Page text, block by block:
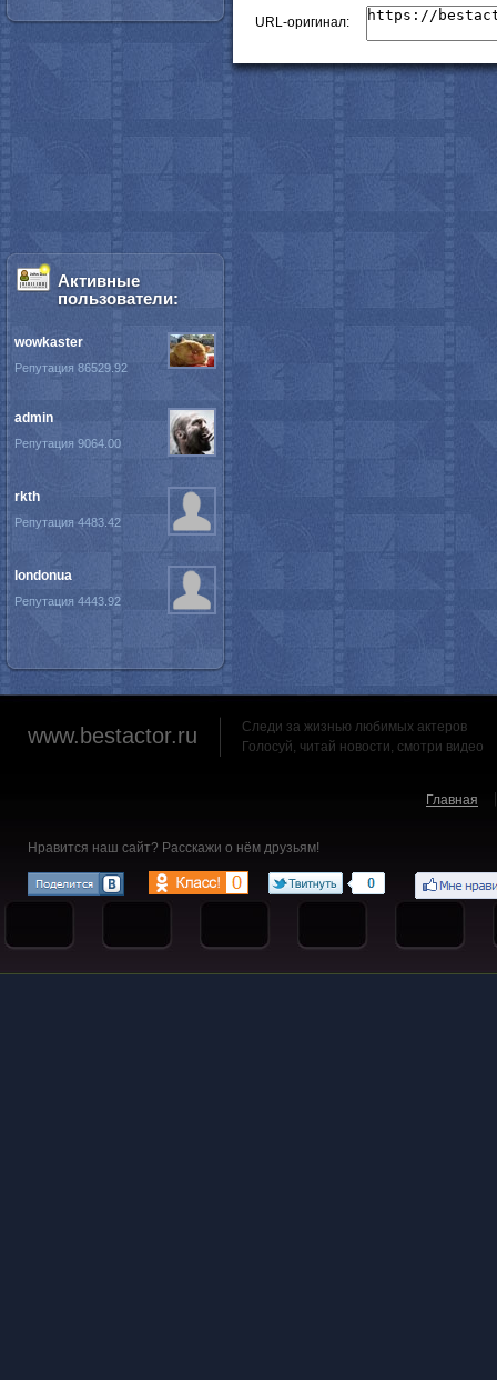
URL-оригинал:
Активные
пользователи:
wowkaster
Репутация 86529.92
admin
Репутация 9064.00
rkth
Репутация 4483.42
londonua
Репутация 4443.92
www.bestactor.ru
Следи за жизнью любимых актеров
Голосуй, читай новости, смотри видео
Главная
Нравится наш сайт? Расскажи о нём друзьям!